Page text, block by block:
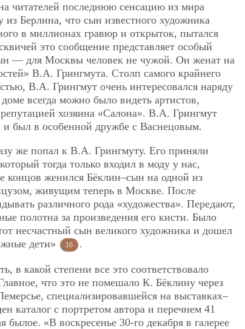
читателей последнюю сенсацию из мира
из Берлина, что сын известного художника
в миллионах гравюр и открыток, пытался
это сообщение представляет особый
— для Москвы человек не чужой. Он женат на
В.А. Грингмута. Столп самого крайнего
В.А. Грингмут очень интересовался наряду
всегда можно было видеть артистов,
хозяина «Салона». В.А. Грингмут
был в особенной дружбе с Васнецовым.
же попал к В.А. Грингмуту. Его приняли
тогда только входил в моду у нас,
женился Бёклин–сын на одной из
живущим теперь в Москве. После
различного рода «художества». Передают,
полотна за произведения его кисти. Было
несчастный сын великого художника и дошел
дети»
16 .
какой степени все это соответствовало
что это не помешало К. Бёклину через
специализировавшейся на выставках–
каталог с портретом автора и перечнем 41
«В воскресенье 30-го декабря в галерее